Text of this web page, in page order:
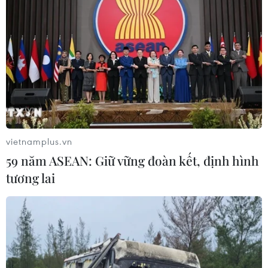
08/08/2026 05:38
Chuyển mạnh sang ngăn chặn,
phòng ngừa từ sớm, từ xa thông tin
xấu độc trên mạng
08/08/2026 05:35
Xem thêm
CƠ QUAN CHỦ QUẢN: THÔNG TẤN XÃ VIỆT NAM
vietnamplus.vn
59 năm ASEAN: Giữ vững đoàn kết, định hình
tương lai